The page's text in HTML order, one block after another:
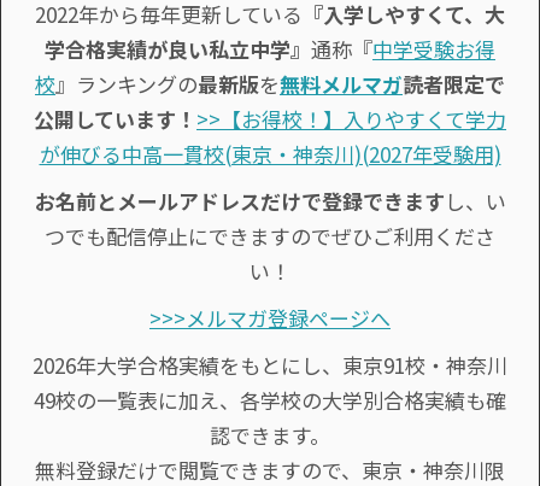
2022年から毎年更新している 『入学しやすくて、大
学合格実績が良い私立中学』 通称『中学受験お得
校』ランキングの最新版を無料メルマガ読者限定で
公開しています！ >>【お得校！】入りやすくて学力
が伸びる中高一貫校(東京・神奈川)(2027年受験用)
お名前とメールアドレスだけで登録できます し、い
つでも配信停止にできますのでぜひご利用くださ
い！
>>>メルマガ登録ページへ
2026年大学合格実績をもとにし、東京91校・神奈川
49校の一覧表に加え、各学校の大学別合格実績も確
認できます。
無料登録だけで閲覧できますので、東京・神奈川限